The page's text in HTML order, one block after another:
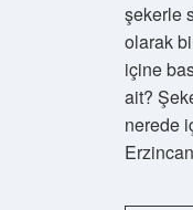
şekerle
olarak
içine
ait?
nerede